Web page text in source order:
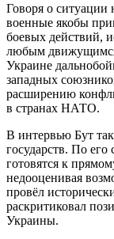
Говоря о ситуации
военные якобы
боевых действий,
любым движущимся
Украине
западных
расширению
в странах НАТО.
В интервью Бут
государств. По
готовятся к
недооценивая
провёл
раскритиковал
Украины.